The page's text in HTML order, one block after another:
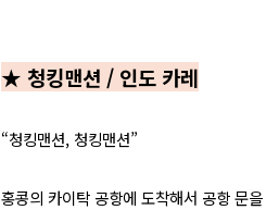
★ 청킹맨션 / 인도 카레
“청킹맨션, 청킹맨션”
홍콩의 카이탁 공항에 도착해서 공항 문